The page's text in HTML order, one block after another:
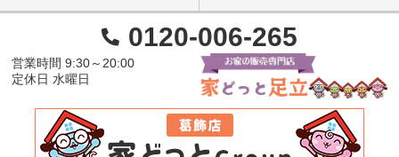
0120-006-265
営業時間 9:30～20:00
定休日 水曜日